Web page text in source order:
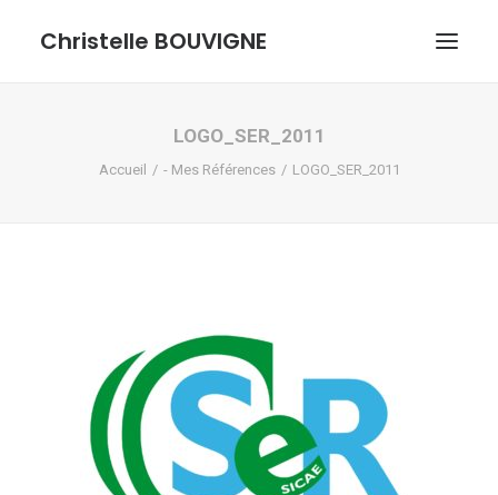
Christelle BOUVIGNE
GRAPHISME ET ILLUSTRATIONS
DESSINS ET PASTELS
LOGO_SER_2011
Accueil - Mes Références LOGO_SER_2011